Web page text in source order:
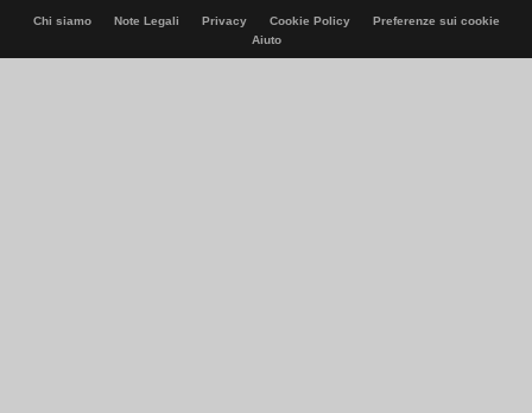
Chi siamo Note Legali Privacy Cookie Policy
Preferenze sui cookie
Aiuto